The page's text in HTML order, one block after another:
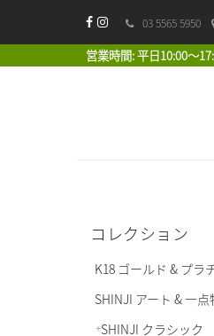
03 5565 5950
営業時間: 平日10:00〜
コレクション
K18 ゴールド & プラ
SHINJI アート & 一点
SHINJI クラシック